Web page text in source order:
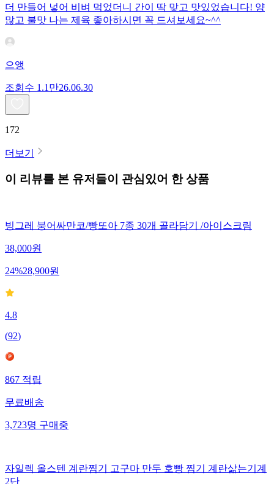
더 만들어 넣어 비벼 먹었더니 간이 딱 맞고 맛있었습니다! 양
많고 불맛 나는 제육 좋아하시면 꼭 드셔보세요~^^
으앵
조회수 1.1만26.06.30
172
더보기
이 리뷰를 본 유저들이 관심있어 한 상품
빙그레 붕어싸만코/빵또아 7종 30개 골라담기 /아이스크림
38,000원
24%28,900원
4.8
(92)
867 적립
무료배송
3,723명 구매중
자일렉 올스텐 계란찜기 고구마 만두 호빵 찜기 계란삶는기계